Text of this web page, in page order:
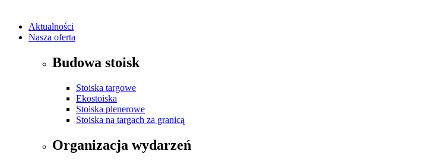
Aktualności
Nasza oferta
Budowa stoisk
Stoiska targowe
Ekostoiska
Stoiska plenerowe
Stoiska na targach za granicą
Organizacja wydarzeń